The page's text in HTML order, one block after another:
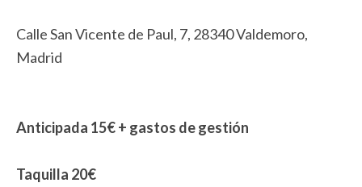
Calle San Vicente de Paul, 7, 28340 Valdemoro,
Madrid
Anticipada 15€ + gastos de gestión
Taquilla 20€